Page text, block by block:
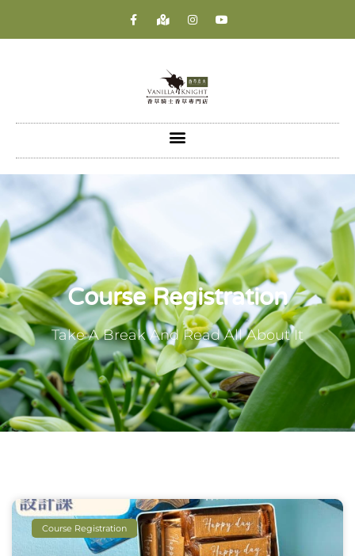
Course Registration
Take A Break And Read All About It
Course Registration